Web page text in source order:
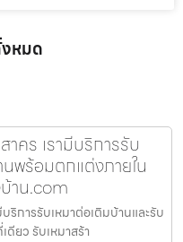
หมด
คร เรามีบริการรับ
นพร้อมตกแต่งภายใน
าน.com
ริการรับเหมาต่อเติมบ้านและรับ
ยว รับเหมาสร้า